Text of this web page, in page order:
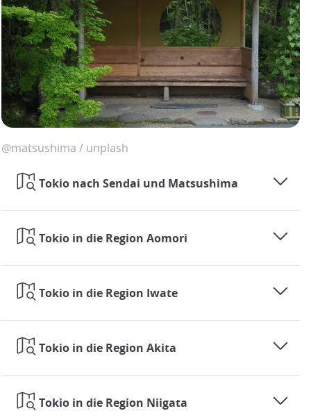
JR East Area
Tokio nach Sendai und Matsushima
Tokio in die Region Aomori
Tokio in die Region Iwate
Tokio in die Region Akita
Tokio in die Region Niigata
@matsushima / unplash